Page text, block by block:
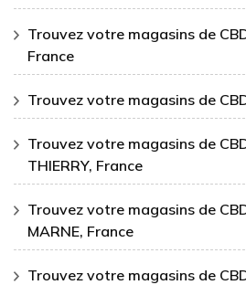
Trouvez votre magasins de
France
Trouvez votre magasins de
Trouvez votre magasins de
THIERRY, France
Trouvez votre magasins de
MARNE, France
Trouvez votre magasins de